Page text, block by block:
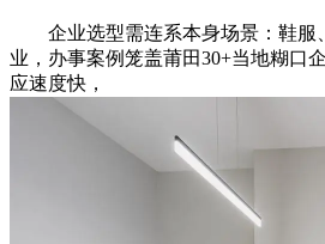
企业选型需连系本身场景：鞋服
业，办事案例笼盖莆田30+当地糊口
应速度快，